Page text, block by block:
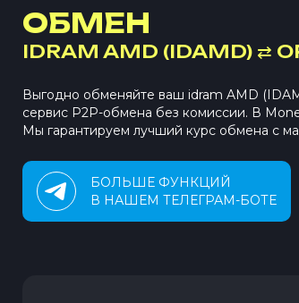
ОБМЕН
IDRAM AMD (IDAMD) ⇄
Выгодно обменяйте ваш idram AMD
сервис P2P-обмена без комиссии. В
Мы гарантируем лучший курс обмена с
БОЛЬШЕ ФУНКЦИЙ
В НАШЕМ ТЕЛЕГРАМ-БОТЕ